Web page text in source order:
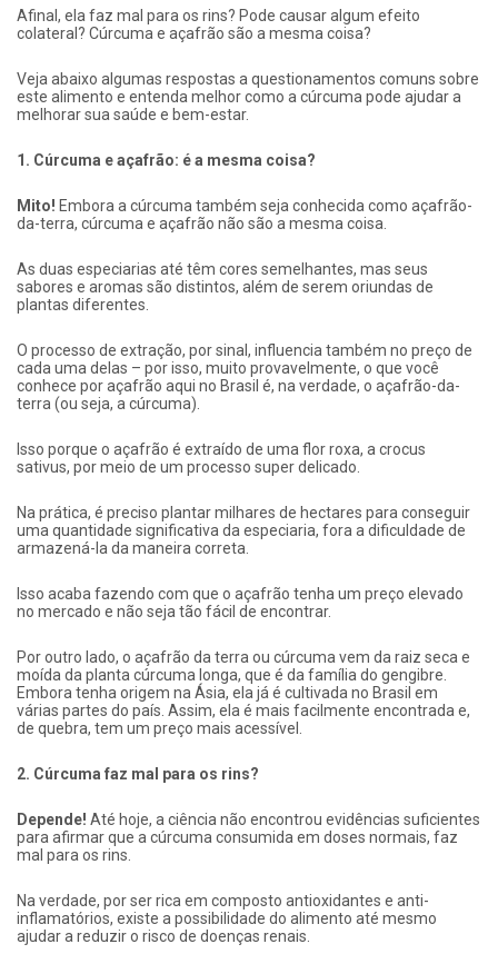
Afinal, ela faz mal para os rins? Pode causar algum efeito
colateral? Cúrcuma e açafrão são a mesma coisa?
Veja abaixo algumas respostas a questionamentos comuns sobre
este alimento e entenda melhor como a cúrcuma pode ajudar a
melhorar sua saúde e bem-estar.
1. Cúrcuma e açafrão: é a mesma coisa?
Mito! Embora a cúrcuma também seja conhecida como açafrão-
da-terra, cúrcuma e açafrão não são a mesma coisa.
As duas especiarias até têm cores semelhantes, mas seus
sabores e aromas são distintos, além de serem oriundas de
plantas diferentes.
O processo de extração, por sinal, influencia também no preço de
cada uma delas – por isso, muito provavelmente, o que você
conhece por açafrão aqui no Brasil é, na verdade, o açafrão-da-
terra (ou seja, a cúrcuma).
Isso porque o açafrão é extraído de uma flor roxa, a crocus
sativus, por meio de um processo super delicado.
Na prática, é preciso plantar milhares de hectares para conseguir
uma quantidade significativa da especiaria, fora a dificuldade de
armazená-la da maneira correta.
Isso acaba fazendo com que o açafrão tenha um preço elevado
no mercado e não seja tão fácil de encontrar.
Por outro lado, o açafrão da terra ou cúrcuma vem da raiz seca e
moída da planta cúrcuma longa, que é da família do gengibre.
Embora tenha origem na Ásia, ela já é cultivada no Brasil em
várias partes do país. Assim, ela é mais facilmente encontrada e,
de quebra, tem um preço mais acessível.
2. Cúrcuma faz mal para os rins?
Depende! Até hoje, a ciência não encontrou evidências suficientes
para afirmar que a cúrcuma consumida em doses normais, faz
mal para os rins.
Na verdade, por ser rica em composto antioxidantes e anti-
inflamatórios, existe a possibilidade do alimento até mesmo
ajudar a reduzir o risco de doenças renais.